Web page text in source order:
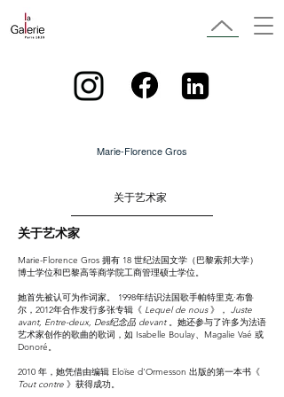
Marie-Florence Gros
关于艺术家
关于艺术家
Marie-Florence Gros 拥有 18 世纪法国文学（巴黎索邦大学）
博士学位和巴黎高等商学院工商管理硕士学位。
她首先被认可为作词家。 1998年结识法国歌手帕特里克·布鲁
尔，2012年合作发行多张专辑《 Lequel de nous》， Juste
avant, Entre-deux, Des纪念品 devant。她还参与了许多为法语
艺术家创作的歌曲的歌词，如 Isabelle Boulay、Magalie Vaé 或
Donoré。
2010 年，她凭借由编辑 Eloïse d'Ormesson 出版的第一本书《
Tout contre 》获得成功。